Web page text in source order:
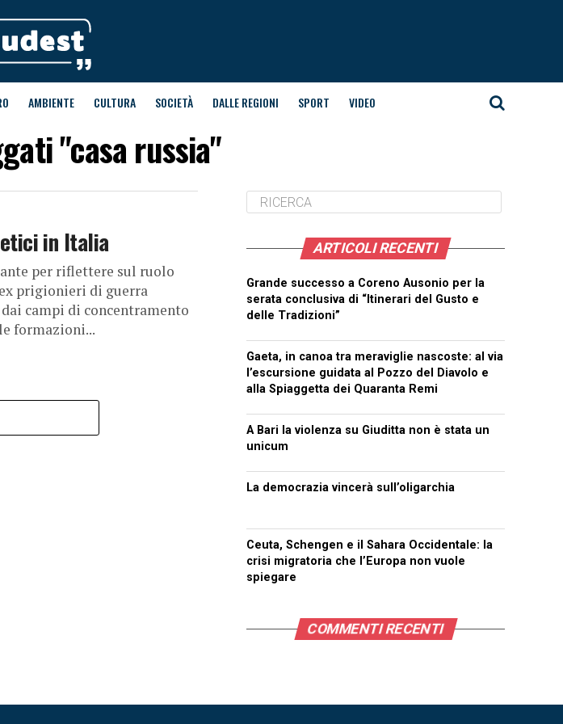
AMBIENTE CULTURA SOCIETÀ DALLE REGIONI SPORT VIDEO
"casa russia"
in Italia
per riflettere sul ruolo
prigionieri di guerra
campi di concentramento
formazioni...
ARTICOLI RECENTI
Grande successo a Coreno Ausonio per la
serata conclusiva di “Itinerari del Gusto e
delle Tradizioni”
Gaeta, in canoa tra meraviglie nascoste: al via
l’escursione guidata al Pozzo del Diavolo e
alla Spiaggetta dei Quaranta Remi
A Bari la violenza su Giuditta non è stata un
unicum
La democrazia vincerà sull’oligarchia
Ceuta, Schengen e il Sahara Occidentale: la
crisi migratoria che l’Europa non vuole
spiegare
COMMENTI RECENTI